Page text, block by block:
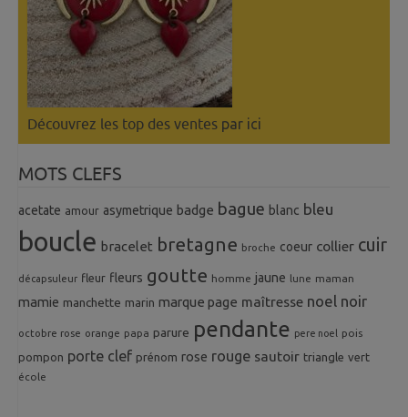
Découvrez les top des ventes par ici
MOTS CLEFS
acetate amour asymetrique badge bague blanc bleu
boucle bracelet bretagne broche coeur collier cuir
décapsuleur fleur fleurs goutte homme jaune lune maman
mamie manchette marin marque page maîtresse noel noir
octobre rose orange papa parure pendante pere noel pois
pompon porte clef prénom rose rouge sautoir triangle vert
école